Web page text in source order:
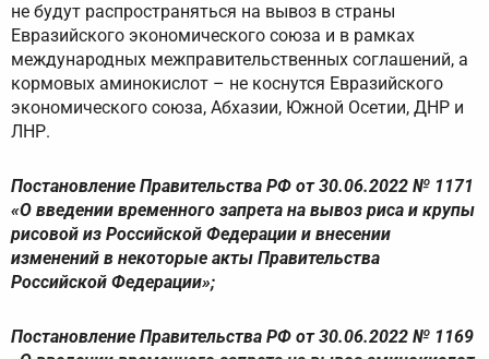
не будут распространяться на вывоз в страны
Евразийского экономического союза и в рамках
международных межправительственных соглашений, а
кормовых аминокислот – не коснутся Евразийского
экономического союза, Абхазии, Южной Осетии, ДНР и
ЛНР.
Постановление Правительства РФ от 30.06.2022 № 1171
«О введении временного запрета на вывоз риса и крупы
рисовой из Российской Федерации и внесении
изменений в некоторые акты Правительства
Российской Федерации»;
Постановление Правительства РФ от 30.06.2022 № 1169